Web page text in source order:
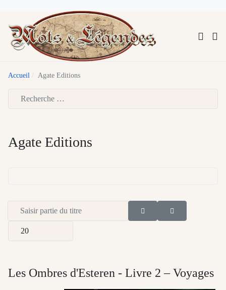
Accueil Agate Editions
Agate Editions
Saisir partie du titre
Afficher #
Les Ombres d'Esteren - Livre 2 – Voyages